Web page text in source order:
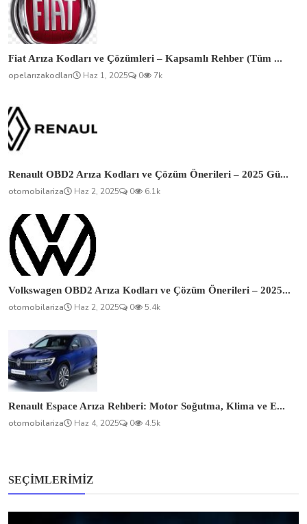
Fiat Arıza Kodları ve Çözümleri – Kapsamlı Rehber (Tüm ...
opelarızakodları
Haz 1, 2025 0 7k
Renault OBD2 Arıza Kodları ve Çözüm Önerileri – 2025 Gü...
otomobilariza
Haz 2, 2025 0 6.1k
Volkswagen OBD2 Arıza Kodları ve Çözüm Önerileri – 2025...
otomobilariza
Haz 2, 2025 0 5.4k
Renault Espace Arıza Rehberi: Motor Soğutma, Klima ve E...
otomobilariza
Haz 4, 2025 0 4.5k
SEÇIMLERIMIZ